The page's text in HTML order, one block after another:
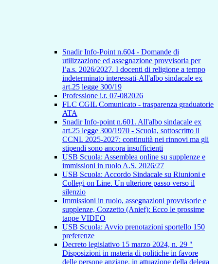
Snadir Info-Point n.604 - Domande di
utilizzazione ed assegnazione provvisoria per
l’a.s. 2026/2027. I docenti di religione a tempo
indeterminato interessati-All'albo sindacale ex
art.25 legge 300/19
Professione i.r. 07-082026
FLC CGIL Comunicato - trasparenza graduatorie
ATA
Snadir Info-point n.601. All'albo sindacale ex
art.25 legge 300/1970 - Scuola, sottoscritto il
CCNL 2025-2027: continuità nei rinnovi ma gli
stipendi sono ancora insufficienti
USB Scuola: Assemblea online su supplenze e
immissioni in ruolo A.S. 2026/27
USB Scuola: Accordo Sindacale su Riunioni e
Collegi on Line. Un ulteriore passo verso il
silenzio
Immissioni in ruolo, assegnazioni provvisorie e
supplenze, Cozzetto (Anief): Ecco le prossime
tappe VIDEO
USB Scuola: Avvio prenotazioni sportello 150
preferenze
Decreto legislativo 15 marzo 2024, n. 29 "
Disposizioni in materia di politiche in favore
delle persone anziane, in attuazione della delega